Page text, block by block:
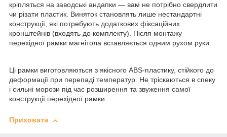
кріпляться на заводські андапки — вам не потрібно свердлити
чи різати пластик. Виняток становлять лише нестандартні
конструкції, які потребують додаткових фіксаційних
кронштейнів (входять до комплекту). Після монтажу
перехідної рамки магнітола вставляється одним рухом руки.
Ці рамки виготовляються з якісного ABS-пластику, стійкого до
деформації при перепаді температур. Не тріскаються в спеку
і сильні морози під час розширення та звуження самої
конструкції перехідної рамки.
Приховати